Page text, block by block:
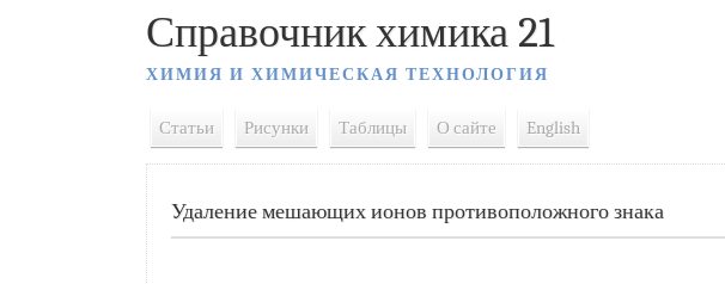
Справочник химика 21
ХИМИЯ И ХИМИЧЕСКАЯ ТЕХНОЛОГИЯ
Статьи Рисунки Таблицы О сайте English
Удаление мешающих ионов противоположного знака